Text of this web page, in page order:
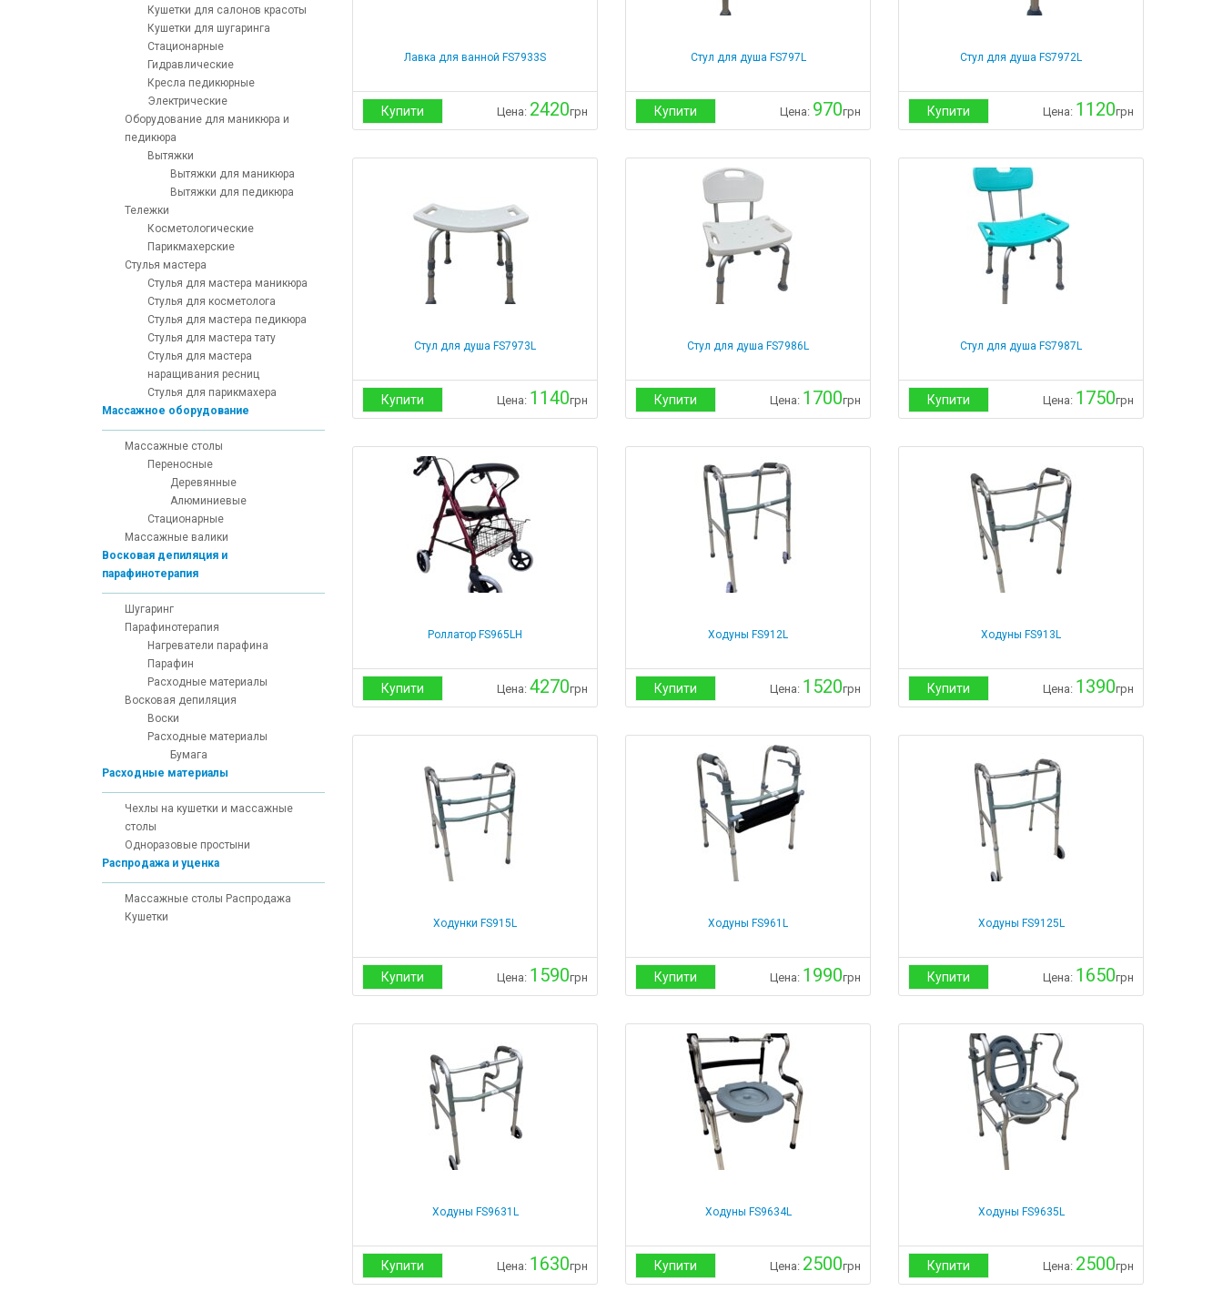
Кушетки для салонов красоты
Кушетки для шугаринга
Стационарные
Гидравлические
Кресла педикюрные
Электрические
Оборудование для маникюра и
педикюра
Вытяжки
Вытяжки для маникюра
Вытяжки для педикюра
Тележки
Косметологические
Парикмахерские
Стулья мастера
Стулья для мастера маникюра
Стулья для косметолога
Стулья для мастера педикюра
Стулья для мастера тату
Стулья для мастера
наращивания ресниц
Стулья для парикмахера
Массажное оборудование
Массажные столы
Переносные
Деревянные
Алюминиевые
Стационарные
Массажные валики
Восковая депиляция и
парафинотерапия
Шугаринг
Парафинотерапия
Нагреватели парафина
Парафин
Расходные материалы
Восковая депиляция
Воски
Расходные материалы
Бумага
Расходные материалы
Чехлы на кушетки и массажные
столы
Одноразовые простыни
Распродажа и уценка
Массажные столы Распродажа
Кушетки
Лавка для ванной FS7933S
Купити Цена: 2420грн
Стул для душа FS797L
Купити Цена: 970грн
Стул для душа FS7972L
Купити Цена: 1120грн
Стул для душа FS7973L
Купити Цена: 1140грн
Стул для душа FS7986L
Купити Цена: 1700грн
Стул для душа FS7987L
Купити Цена: 1750грн
Роллатор FS965LH
Купити Цена: 4270грн
Ходуны FS912L
Купити Цена: 1520грн
Ходуны FS913L
Купити Цена: 1390грн
Ходунки FS915L
Купити Цена: 1590грн
Ходуны FS961L
Купити Цена: 1990грн
Ходуны FS9125L
Купити Цена: 1650грн
Ходуны FS9631L
Купити Цена: 1630грн
Ходуны FS9634L
Купити Цена: 2500грн
Ходуны FS9635L
Купити Цена: 2500грн